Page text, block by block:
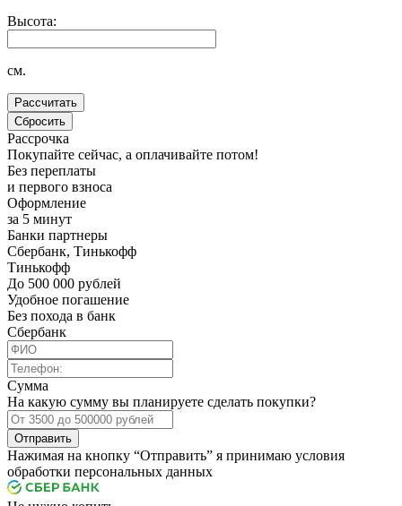
Высота:
см.
Рассрочка
Покупайте сейчас, а оплачивайте потом!
Без переплаты
и первого взноса
Оформление
за 5 минут
Банки партнеры
Сбербанк, Тинькофф
Тинькофф
До 500 000 рублей
Удобное погашение
Без похода в банк
Сбербанк
Сумма
На какую сумму вы планируете сделать покупки?
Отправить
Нажимая на кнопку “Отправить” я принимаю условия
обработки персональных данных